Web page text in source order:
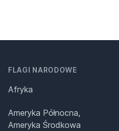
FLAGI NARODOWE
Afryka
Ameryka Północna,
Ameryka Środkowa